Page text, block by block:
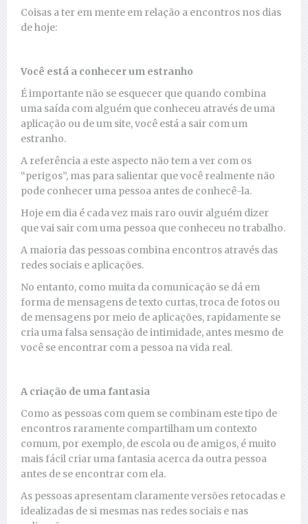
Coisas a ter em mente em relação a encontros nos dias
de hoje:
Você está a conhecer um estranho
É importante não se esquecer que quando combina
uma saída com alguém que conheceu através de uma
aplicação ou de um site, você está a sair com um
estranho.
A referência a este aspecto não tem a ver com os
“perigos”, mas para salientar que você realmente não
pode conhecer uma pessoa antes de conhecê-la.
Hoje em dia é cada vez mais raro ouvir alguém dizer
que vai sair com uma pessoa que conheceu no trabalho.
A maioria das pessoas combina encontros através das
redes sociais e aplicações.
No entanto, como muita da comunicação se dá em
forma de mensagens de texto curtas, troca de fotos ou
de mensagens por meio de aplicações, rapidamente se
cria uma falsa sensação de intimidade, antes mesmo de
você se encontrar com a pessoa na vida real.
A criação de uma fantasia
Como as pessoas com quem se combinam este tipo de
encontros raramente compartilham um contexto
comum, por exemplo, de escola ou de amigos, é muito
mais fácil criar uma fantasia acerca da outra pessoa
antes de se encontrar com ela.
As pessoas apresentam claramente versões retocadas e
idealizadas de si mesmas nas redes sociais e nas